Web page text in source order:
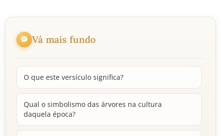
Vá mais fundo
O que este versículo significa?
Qual o simbolismo das árvores na cultura
daquela época?